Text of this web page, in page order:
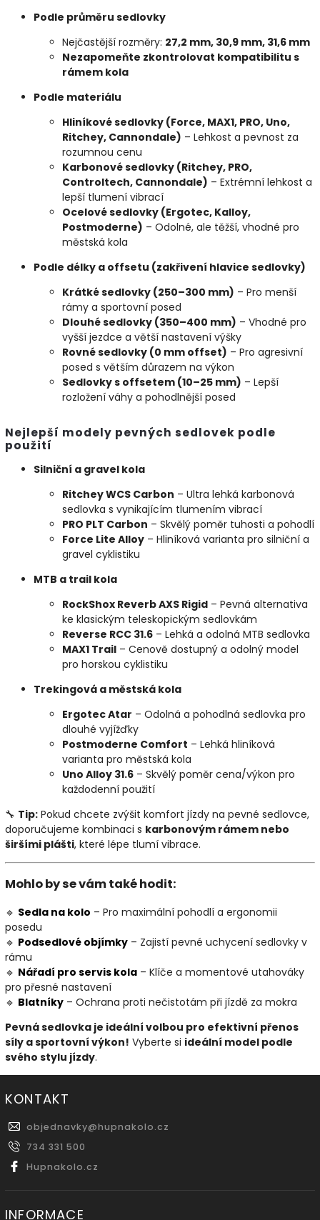
Podle průměru sedlovky
Nejčastější rozměry: 27,2 mm, 30,9 mm, 31,6 mm
Nezapomeňte zkontrolovat kompatibilitu s
rámem kola
Podle materiálu
Hliníkové sedlovky (Force, MAX1, PRO, Uno,
Ritchey, Cannondale) – Lehkost a pevnost za
rozumnou cenu
Karbonové sedlovky (Ritchey, PRO,
Controltech, Cannondale) – Extrémní lehkost a
lepší tlumení vibrací
Ocelové sedlovky (Ergotec, Kalloy,
Postmoderne) – Odolné, ale těžší, vhodné pro
městská kola
Podle délky a offsetu (zakřivení hlavice sedlovky)
Krátké sedlovky (250–300 mm) – Pro menší
rámy a sportovní posed
Dlouhé sedlovky (350–400 mm) – Vhodné pro
vyšší jezdce a větší nastavení výšky
Rovné sedlovky (0 mm offset) – Pro agresivní
posed s větším důrazem na výkon
Sedlovky s offsetem (10–25 mm) – Lepší
rozložení váhy a pohodlnější posed
Nejlepší modely pevných sedlovek podle
použití
Silniční a gravel kola
Ritchey WCS Carbon – Ultra lehká karbonová
sedlovka s vynikajícím tlumením vibrací
PRO PLT Carbon – Skvělý poměr tuhosti a pohodlí
Force Lite Alloy – Hliníková varianta pro silniční a
gravel cyklistiku
MTB a trail kola
RockShox Reverb AXS Rigid – Pevná alternativa
ke klasickým teleskopickým sedlovkám
Reverse RCC 31.6 – Lehká a odolná MTB sedlovka
MAX1 Trail – Cenově dostupný a odolný model
pro horskou cyklistiku
Trekingová a městská kola
Ergotec Atar – Odolná a pohodlná sedlovka pro
dlouhé vyjížďky
Postmoderne Comfort – Lehká hliníková
varianta pro městská kola
Uno Alloy 31.6 – Skvělý poměr cena/výkon pro
každodenní použití
🔧 Tip: Pokud chcete zvýšit komfort jízdy na pevné sedlovce,
doporučujeme kombinaci s karbonovým rámem nebo
širšími plášti, které lépe tlumí vibrace.
Mohlo by se vám také hodit:
🔹 Sedla na kolo – Pro maximální pohodlí a ergonomii
posedu
🔹 Podsedlové objímky – Zajistí pevné uchycení sedlovky v
rámu
🔹 Nářadí pro servis kola – Klíče a momentové utahováky
pro přesné nastavení
🔹 Blatníky – Ochrana proti nečistotám při jízdě za mokra
Pevná sedlovka je ideální volbou pro efektivní přenos
síly a sportovní výkon! Vyberte si ideální model podle
svého stylu jízdy.
KONTAKT
objednavky@hupnakolo.cz
734 331 500
Hupnakolo.cz
INFORMACE